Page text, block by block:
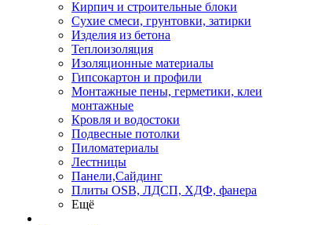
Кирпич и строительные блоки
Сухие смеси, грунтовки, затирки
Изделия из бетона
Теплоизоляция
Изоляционные материалы
Гипсокартон и профили
Монтажные пены, герметики, клеи
монтажные
Кровля и водостоки
Подвесные потолки
Пиломатериалы
Лестницы
Панели,Сайдинг
Плиты OSB, ЛДСП, ХДФ, фанера
Ещё